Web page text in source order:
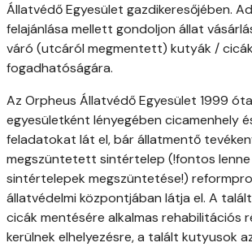
Állatvédő Egyesület gazdikeresőjében.
felajánlása mellett gondoljon állat
váró (utcáról megmentett) kutyák /
fogadhatóságára.
Az Orpheus Állatvédő Egyesület 1999
egyesületként lényegében cicamenhely
feladatokat lát el, bár állatmentő
megszüntetett sintértelep (!fontos
sintértelepek megszüntetése!)
állatvédelmi központjában látja el. A
cicák mentésére alkalmas rehabilitációs
kerülnek elhelyezésre, a talált kutyusok